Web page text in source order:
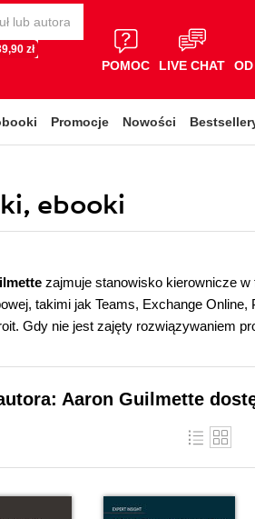
zł
POMOC LIVE CHAT
Promocje Nowości
ebooki
zajmuje stanowisko kierownicze
takimi jak Teams, Exchange
Gdy nie jest zajęty rozwiązywaniem
Aaron Guilmette